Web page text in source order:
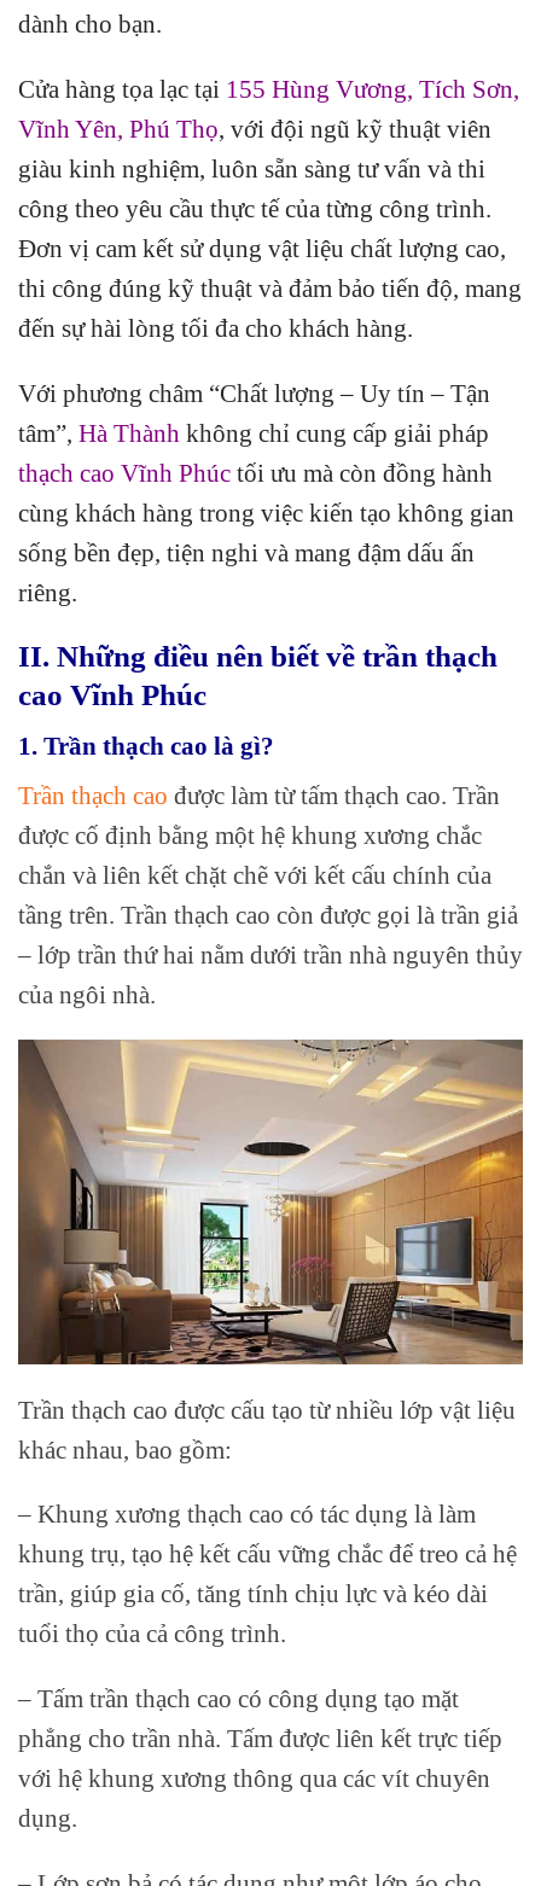
dành cho bạn.
Cửa hàng tọa lạc tại 155 Hùng Vương, Tích Sơn,
Vĩnh Yên, Phú Thọ, với đội ngũ kỹ thuật viên
giàu kinh nghiệm, luôn sẵn sàng tư vấn và thi
công theo yêu cầu thực tế của từng công trình.
Đơn vị cam kết sử dụng vật liệu chất lượng cao,
thi công đúng kỹ thuật và đảm bảo tiến độ, mang
đến sự hài lòng tối đa cho khách hàng.
Với phương châm “Chất lượng – Uy tín – Tận
tâm”, Hà Thành không chỉ cung cấp giải pháp
thạch cao Vĩnh Phúc tối ưu mà còn đồng hành
cùng khách hàng trong việc kiến tạo không gian
sống bền đẹp, tiện nghi và mang đậm dấu ấn
riêng.
II. Những điều nên biết về trần thạch
cao Vĩnh Phúc
1. Trần thạch cao là gì?
Trần thạch cao được làm từ tấm thạch cao. Trần
được cố định bằng một hệ khung xương chắc
chắn và liên kết chặt chẽ với kết cấu chính của
tầng trên. Trần thạch cao còn được gọi là trần giả
– lớp trần thứ hai nằm dưới trần nhà nguyên thủy
của ngôi nhà.
Trần thạch cao được cấu tạo từ nhiều lớp vật liệu
khác nhau, bao gồm:
– Khung xương thạch cao có tác dụng là làm
khung trụ, tạo hệ kết cấu vững chắc để treo cả hệ
trần, giúp gia cố, tăng tính chịu lực và kéo dài
tuổi thọ của cả công trình.
– Tấm trần thạch cao có công dụng tạo mặt
phẳng cho trần nhà. Tấm được liên kết trực tiếp
với hệ khung xương thông qua các vít chuyên
dụng.